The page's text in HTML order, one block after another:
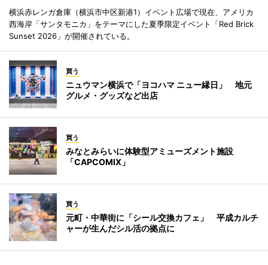
横浜赤レンガ倉庫（横浜市中区新港1）イベント広場で現在、アメリカ
西海岸「サンタモニカ」をテーマにした夏季限定イベント「Red Brick
Sunset 2026」が開催されている。
買う
ニュウマン横浜で「ヨコハマ ニュー縁日」 地元
グルメ・グッズなど出店
買う
みなとみらいに体験型アミューズメント施設
「CAPCOMIX」
買う
元町・中華街に「シール交換カフェ」 平成カルチ
ャーが生んだシル活の拠点に